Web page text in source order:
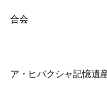
全国大学
合会
会長理
認定NPO
ア・ヒバクシャ記憶遺
代表理